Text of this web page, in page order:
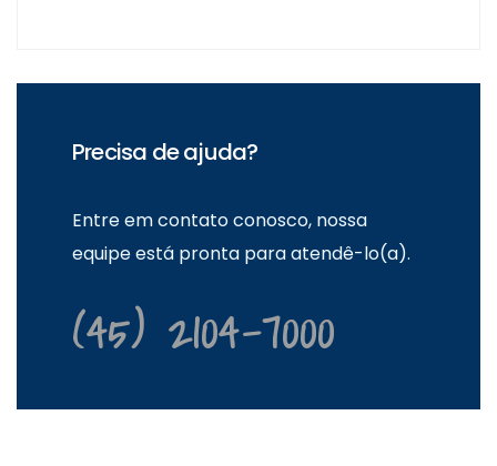
Precisa de ajuda?
Entre em contato conosco, nossa
equipe está pronta para atendê-lo(a).
(45) 2104-7000